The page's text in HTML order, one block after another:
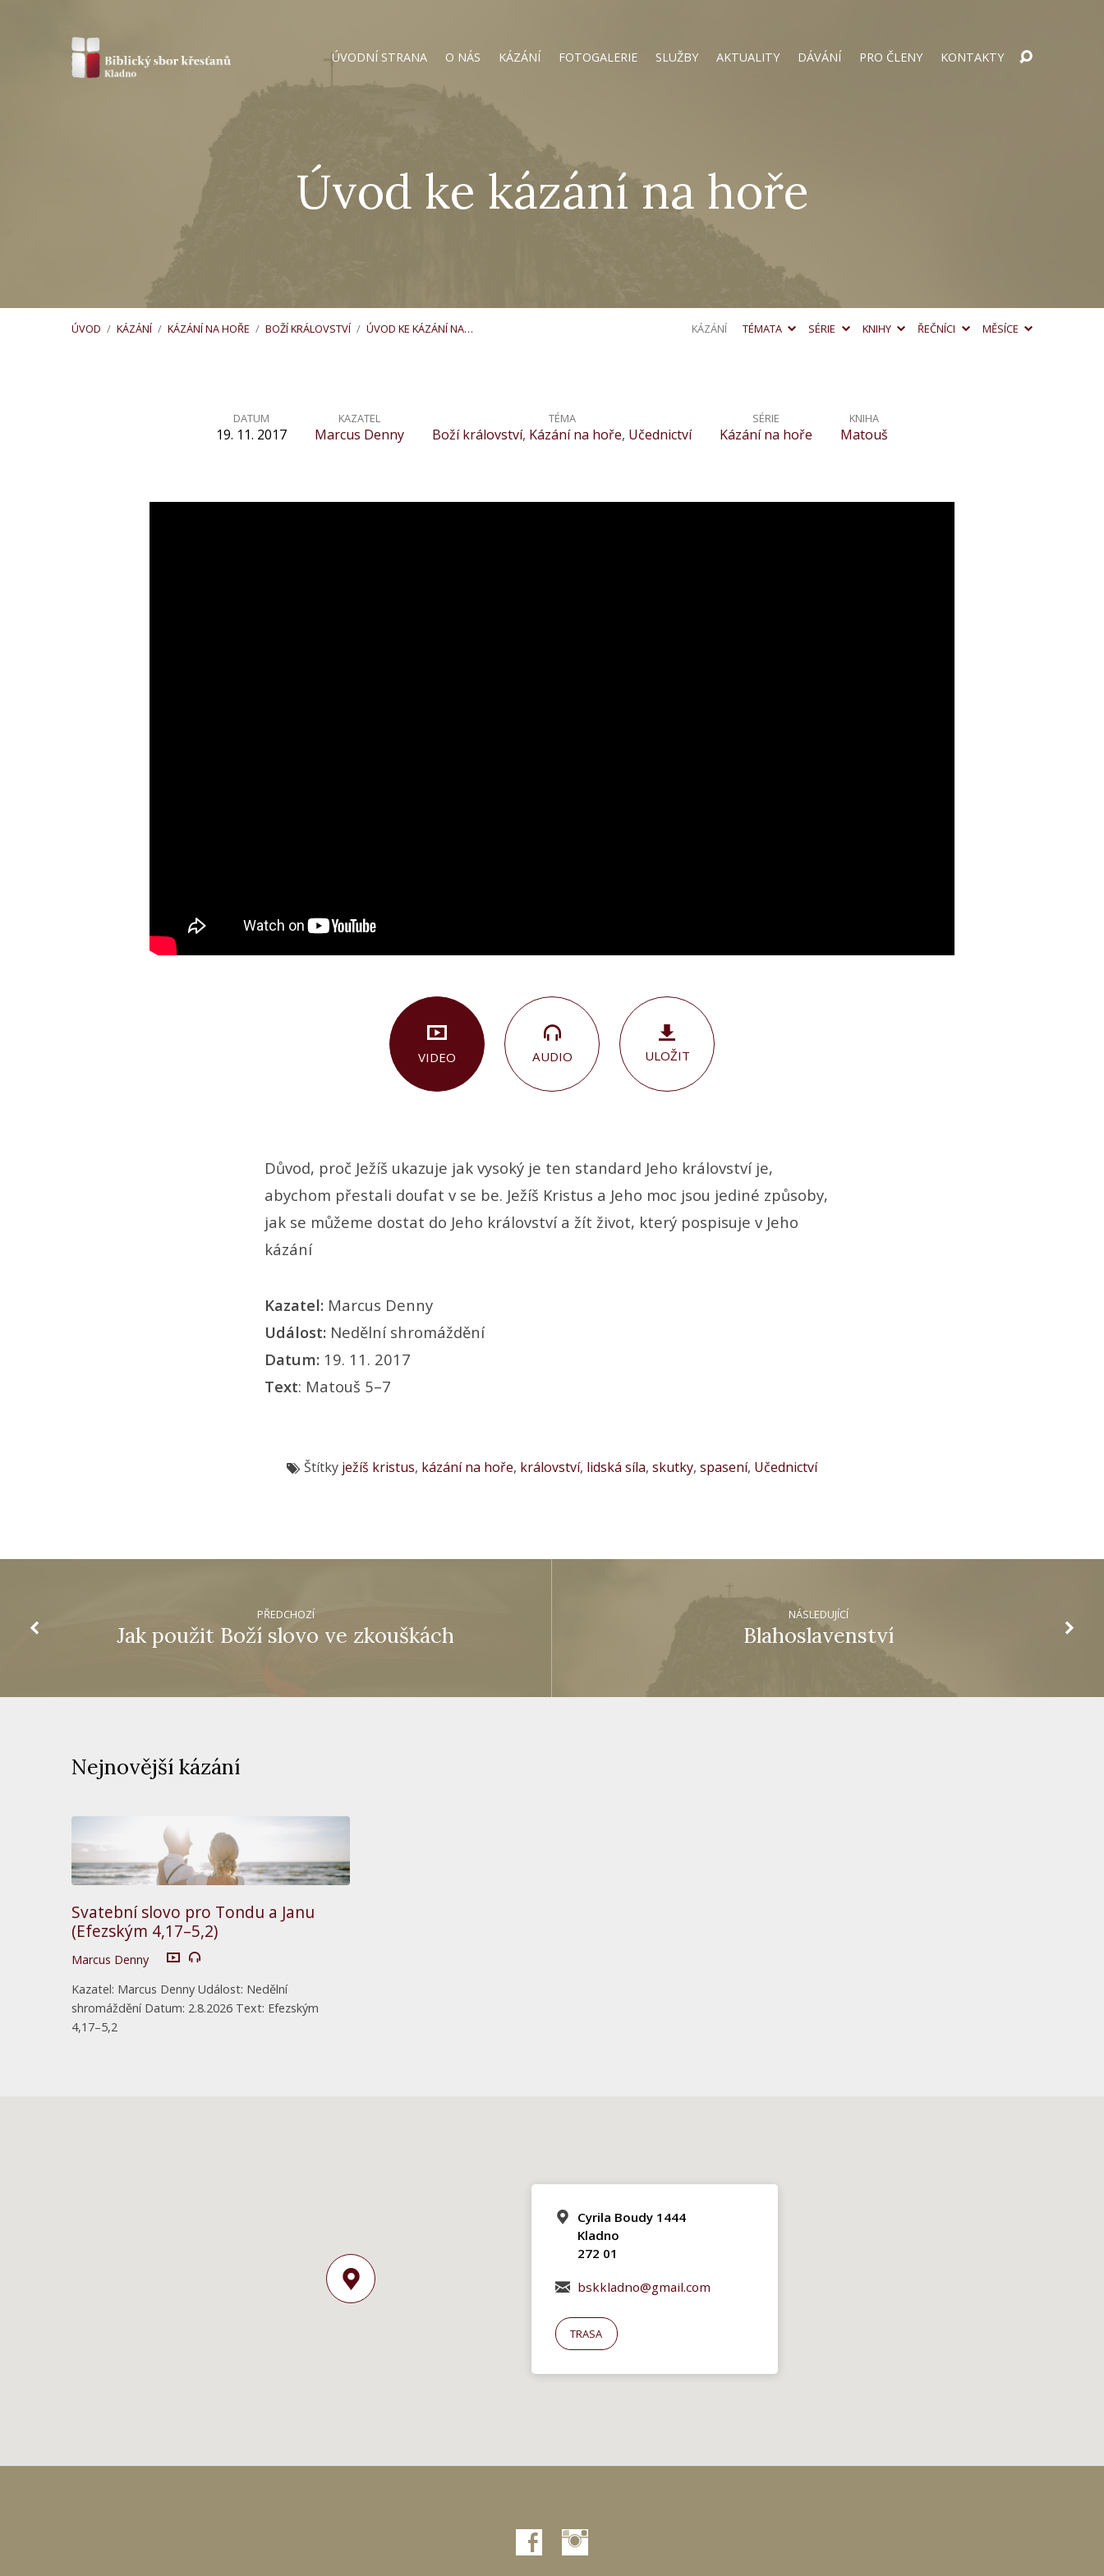
ÚVODNÍ STRANA O NÁS KÁZÁNÍ FOTOGALERIE SLUŽBY AKTUALITY DÁVÁNÍ PRO ČLENY KONTAKTY
Úvod ke kázání na hoře
ÚVOD / KÁZÁNÍ / KÁZÁNÍ NA HOŘE / BOŽÍ KRÁLOVSTVÍ / ÚVOD KE KÁZÁNÍ NA… KÁZÁNÍ TÉMATA SÉRIE KNIHY ŘEČNÍCI MĚSÍCE
DATUM
19. 11. 2017
KAZATEL
Marcus Denny
TÉMA
Boží království, Kázání na hoře, Učednictví
SÉRIE
Kázání na hoře
KNIHA
Matouš
VIDEO AUDIO ULOŽIT
Důvod, proč Ježíš ukazuje jak vysoký je ten standard Jeho království je,
abychom přestali doufat v se be. Ježíš Kristus a Jeho moc jsou jediné způsoby,
jak se můžeme dostat do Jeho království a žít život, který pospisuje v Jeho
kázání
Kazatel: Marcus Denny
Událost: Nedělní shromáždění
Datum: 19. 11. 2017
Text: Matouš 5–7
Štítky ježíš kristus, kázání na hoře, království, lidská síla, skutky, spasení, Učednictví
PŘEDCHOZÍ
Jak použit Boží slovo ve zkouškách
NÁSLEDUJÍCÍ
Blahoslavenství
Nejnovější kázání
Svatební slovo pro Tondu a Janu
(Efezským 4,17–5,2)
Marcus Denny
Kazatel: Marcus Denny Událost: Nedělní
shromáždění Datum: 2.8.2026 Text: Efezským
4,17–5,2
Cyrila Boudy 1444
Kladno
272 01
bskkladno@gmail.com
TRASA